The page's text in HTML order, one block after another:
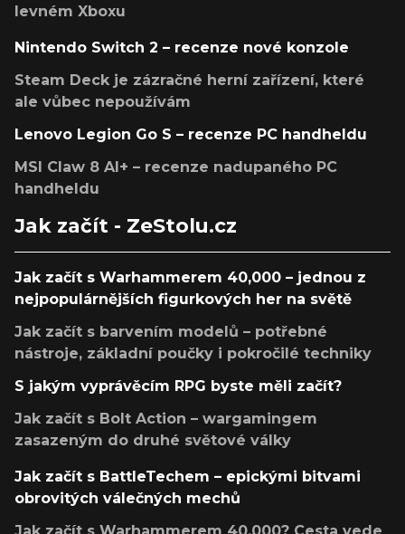
levném Xboxu
Nintendo Switch 2 – recenze nové konzole
Steam Deck je zázračné herní zařízení, které
ale vůbec nepoužívám
Lenovo Legion Go S – recenze PC handheldu
MSI Claw 8 AI+ – recenze nadupaného PC
handheldu
Jak začít - ZeStolu.cz
Jak začít s Warhammerem 40,000 – jednou z
nejpopulárnějších figurkových her na světě
Jak začít s barvením modelů – potřebné
nástroje, základní poučky i pokročilé techniky
S jakým vyprávěcím RPG byste měli začít?
Jak začít s Bolt Action – wargamingem
zasazeným do druhé světové války
Jak začít s BattleTechem – epickými bitvami
obrovitých válečných mechů